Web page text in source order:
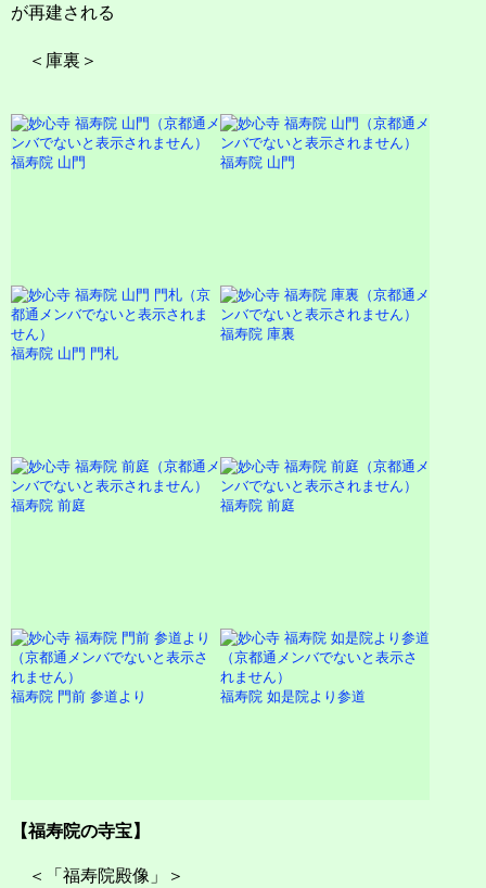
が再建される
＜庫裏＞
福寿院 山門 福寿院 山門
福寿院 山門 門札
福寿院 庫裏
福寿院 前庭 福寿院 前庭
福寿院 門前 参道より 福寿院 如是院より参道
【福寿院の寺宝】
＜「福寿院殿像」＞